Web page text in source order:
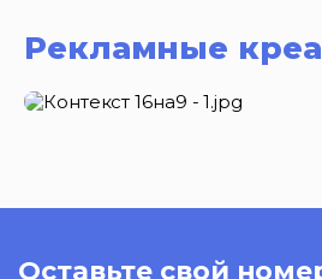
Рекламные
Оставьте свой